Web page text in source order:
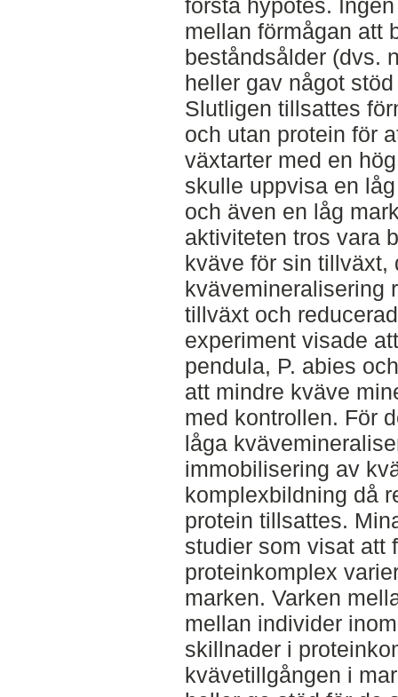
första hypotes.
mellan förmågan att
beståndsålder (dvs.
heller gav något
Slutligen tillsattes
och utan protein för
växtarter med en
skulle uppvisa en
och även en låg
aktiviteten tros vara
kväve för sin tillväxt,
kvävemineralisering
tillväxt och
experiment visade
pendula, P. abies
att mindre kväve
med kontrollen. För
låga
immobilisering av
komplexbildning då
protein tillsattes.
studier som visat att
proteinkomplex
marken. Varken
mellan individer
skillnader i
kvävetillgången i